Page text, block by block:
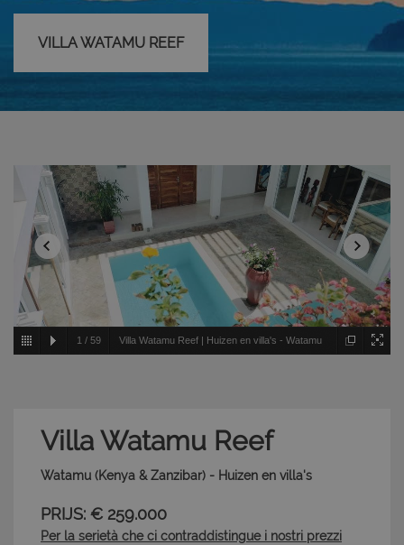
VILLA WATAMU REEF
1 / 59 Villa Watamu Reef | Huizen en villa's - Watamu
Villa Watamu Reef
Watamu (Kenya & Zanzibar) - Huizen en villa's
PRIJS: € 259.000
Per la serietà che ci contraddistingue i nostri prezzi